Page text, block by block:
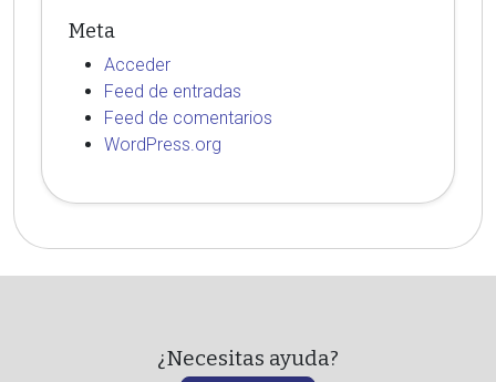
Meta
Acceder
Feed de entradas
Feed de comentarios
WordPress.org
¿Necesitas ayuda?